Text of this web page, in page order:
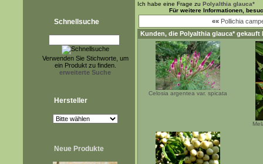
Schnellsuche
Verwenden Sie Stichworte, um
ein Produkt zu finden.
erweiterte Suche
Hersteller
Neue Produkte
Ich habe eine Frage zu Polyalthia glauca*
Für weitere Informationen,
«« Pollichia
Kunden, die Polyalthia glauca* gekauft
Celosia argentea var. spicata